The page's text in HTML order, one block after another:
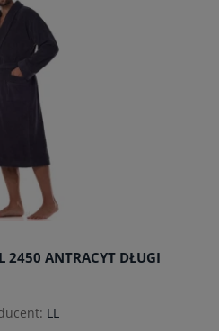
2450 ANTRACYT DŁUGI
LL